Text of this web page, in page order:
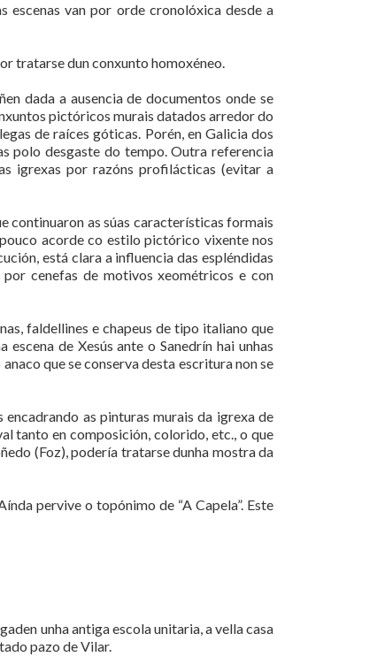
escenas van por orde cronolóxica desde a
tratarse dun conxunto homoxéneo.
dada a ausencia de documentos onde se
pictóricos murais datados arredor do
de raíces góticas. Porén, en Galicia dos
polo desgaste do tempo. Outra referencia
igrexas por razóns profilácticas (evitar a
continuaron as súas características formais
acorde co estilo pictórico vixente nos
está clara a influencia das espléndidas
cenefas de motivos xeométricos e con
faldellines e chapeus de tipo italiano que
de Xesús ante o Sanedrín hai unhas
que se conserva desta escritura non se
as pinturas murais da igrexa de
tanto en composición, colorido, etc., o que
(Foz), podería tratarse dunha mostra da
pervive o topónimo de “A Capela”. Este
unha antiga escola unitaria, a vella casa
pazo de Vilar.